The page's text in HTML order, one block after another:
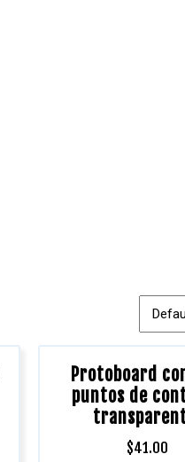
Protoboard
puntos de
$41.00